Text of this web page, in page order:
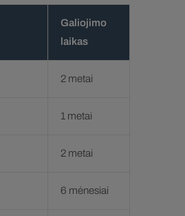
Galiojimo
laikas
2 metai
1 metai
2 metai
6 mėnesiai